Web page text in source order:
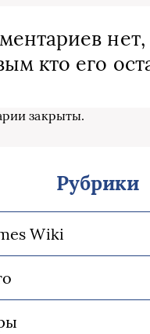
нет,
кто его
закрыты.
Рубрики
Wiki